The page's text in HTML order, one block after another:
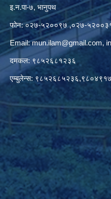
इ.न.पा-७, भानुपथ
फोन: ०२७-५२००९७ ,०२७-
Email:mun.ilam@gmail.com,
दमकल: ९८५२६८१२३६
एम्बुलेन्स: